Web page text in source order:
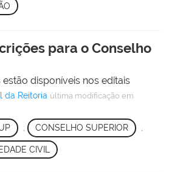
para o Conselho
disponíveis nos editais
da Reitoria última modificação em
, CONSELHO SUPERIOR ,
CIVIL